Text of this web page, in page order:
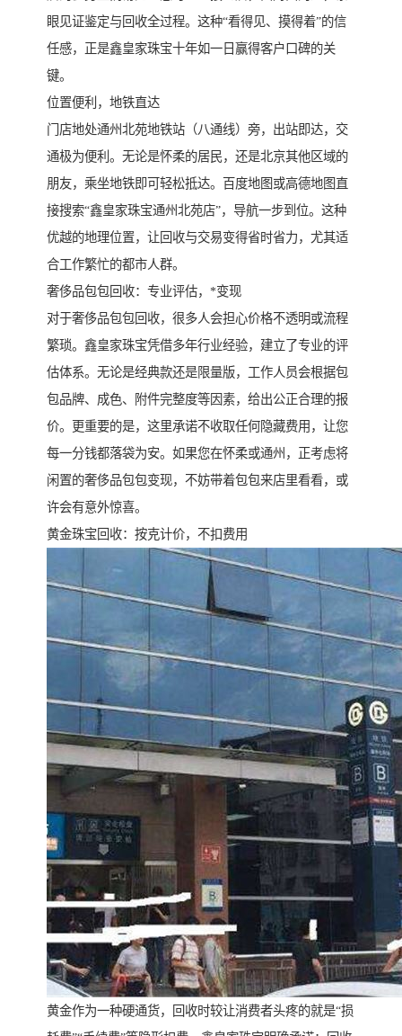
眼见证鉴定与回收全过程。这种“看得见、摸得着”的信
任感，正是鑫皇家珠宝十年如一日赢得客户口碑的关
键。
位置便利，地铁直达
门店地处通州北苑地铁站（八通线）旁，出站即达，交
通极为便利。无论是怀柔的居民，还是北京其他区域的
朋友，乘坐地铁即可轻松抵达。百度地图或高德地图直
接搜索“鑫皇家珠宝通州北苑店”，导航一步到位。这种
优越的地理位置，让回收与交易变得省时省力，尤其适
合工作繁忙的都市人群。
奢侈品包包回收：专业评估，*变现
对于奢侈品包包回收，很多人会担心价格不透明或流程
繁琐。鑫皇家珠宝凭借多年行业经验，建立了专业的评
估体系。无论是经典款还是限量版，工作人员会根据包
包品牌、成色、附件完整度等因素，给出公正合理的报
价。更重要的是，这里承诺不收取任何隐藏费用，让您
每一分钱都落袋为安。如果您在怀柔或通州，正考虑将
闲置的奢侈品包包变现，不妨带着包包来店里看看，或
许会有意外惊喜。
黄金珠宝回收：按克计价，不扣费用
黄金作为一种硬通货，回收时较让消费者头疼的就是“损